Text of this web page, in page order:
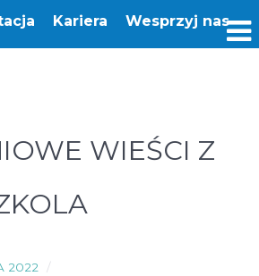
Kariera Wesprzyj nas
WIEŚCI Z
2022